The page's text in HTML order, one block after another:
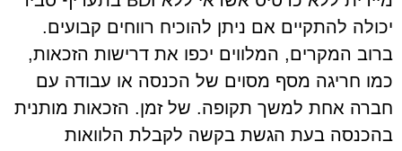
יכולה להתקיים אם ניתן להוכיח רווחים קבועים.
ברוב המקרים, המלווים יכפו את דרישות הזכאות,
כמו חריגה מסף מסוים של הכנסה או עבודה עם
חברה אחת למשך תקופה. של זמן. הזכאות מותנית
בהכנסה בעת הגשת בקשה לקבלת הלוואות